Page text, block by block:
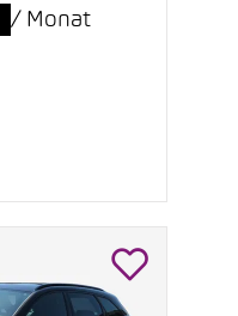
/ Monat